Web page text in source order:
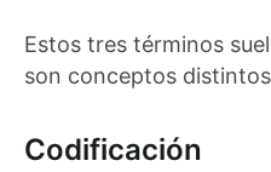
Estos tres términos
son conceptos
Codificación